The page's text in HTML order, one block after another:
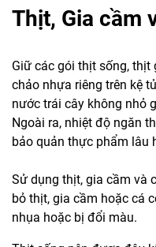
Thịt, Gia cầm
Giữ các gói thịt sống, thịt
chảo nhựa riêng trên kệ
nước trái cây không nhỏ
Ngoài ra, nhiệt độ ngăn
bảo quản thực phẩm lâu
Sử dụng thịt, gia cầm và
bỏ thịt, gia cầm hoặc cá
nhụa hoặc bị đổi màu.